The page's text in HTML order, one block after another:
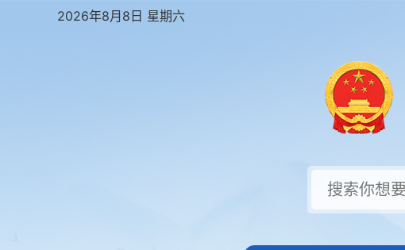
2026年8月8日 星期六